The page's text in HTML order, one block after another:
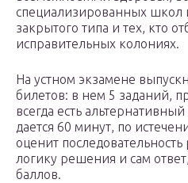
специализированных школ
закрытого типа и тех, кто
исправительных колониях.
На устном экзамене
билетов: в нем 5 заданий,
всегда есть
дается 60 минут, по
оценит последовательность
логику решения и сам
баллов.